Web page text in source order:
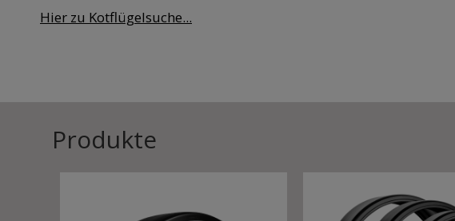
Hier zu Kotflügelsuche...
Produkte